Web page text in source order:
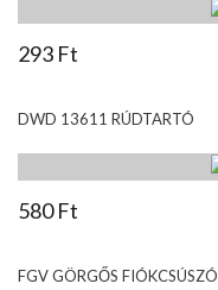
293 Ft
DWD 13611 RÚDTARTÓ
580 Ft
FGV GÖRGŐS FIÓKCSÚSZÓ